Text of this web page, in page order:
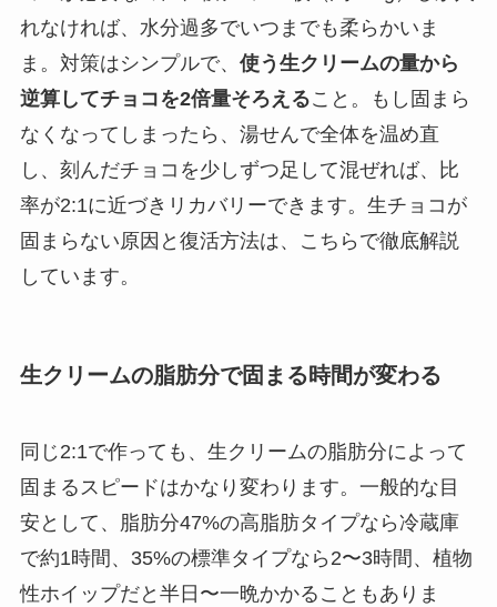
れなければ、水分過多でいつまでも柔らかいま
ま。対策はシンプルで、 使う生クリームの量から
逆算してチョコを2倍量そろえること。もし固まら
なくなってしまったら、湯せんで全体を温め直
し、刻んだチョコを少しずつ足して混ぜれば、比
率が2:1に近づきリカバリーできます。生チョコが
固まらない原因と復活方法は、こちらで徹底解説
しています。
生クリームの脂肪分で固まる時間が変わる
同じ2:1で作っても、生クリームの脂肪分によって
固まるスピードはかなり変わります。一般的な目
安として、脂肪分47%の高脂肪タイプなら冷蔵庫
で約1時間、35%の標準タイプなら2〜3時間、植物
性ホイップだと半日〜一晩かかることもありま